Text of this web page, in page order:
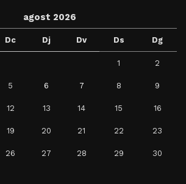
agost 2026
Dc Dj Dv Ds Dg
1 2
5 6 7 8 9
12 13 14 15 16
19 20 21 22 23
26 27 28 29 30